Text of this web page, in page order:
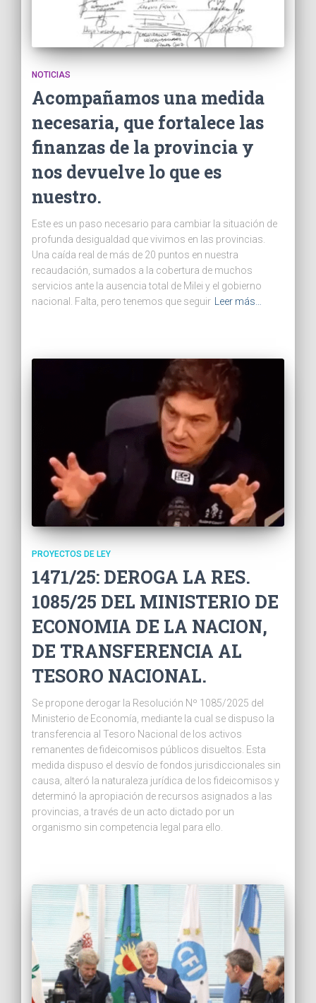
NOTICIAS
Acompañamos una medida
necesaria, que fortalece las
finanzas de la provincia y
nos devuelve lo que es
nuestro.
Este es un paso necesario para cambiar la situación de
profunda desigualdad que vivimos en las provincias.
Una caída real de más de 20 puntos en nuestra
recaudación, sumados a la cobertura de muchos
servicios ante la ausencia total de Milei y el gobierno
nacional. Falta, pero tenemos que seguir
Leer más…
PROYECTOS DE LEY
1471/25: DEROGA LA RES.
1085/25 DEL MINISTERIO DE
ECONOMIA DE LA NACION,
DE TRANSFERENCIA AL
TESORO NACIONAL.
Se propone derogar la Resolución Nº 1085/2025 del
Ministerio de Economía, mediante la cual se dispuso la
transferencia al Tesoro Nacional de los activos
remanentes de fideicomisos públicos disueltos. Esta
medida dispuso el desvío de fondos jurisdiccionales sin
causa, alteró la naturaleza jurídica de los fideicomisos y
determinó la apropiación de recursos asignados a las
provincias, a través de un acto dictado por un
organismo sin competencia legal para ello.